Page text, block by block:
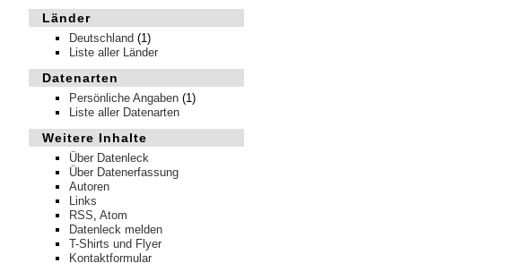
Länder
Deutschland (1)
Liste aller Länder
Datenarten
Persönliche Angaben (1)
Liste aller Datenarten
Weitere Inhalte
Über Datenleck
Über Datenerfassung
Autoren
Links
RSS, Atom
Datenleck melden
T-Shirts und Flyer
Kontaktformular